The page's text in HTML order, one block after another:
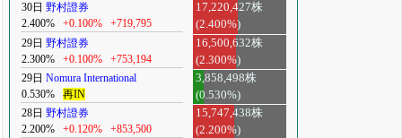
30日 野村證券
2.400%
+0.100% +719,795
17,220,427株
(2.400%)
29日 野村證券
2.300%
+0.100% +753,194
16,500,632株
(2.300%)
29日 Nomura International
0.530%
再IN
3,858,498株
(0.530%)
28日 野村證券
2.200%
+0.120% +853,500
15,747,438株
(2.200%)